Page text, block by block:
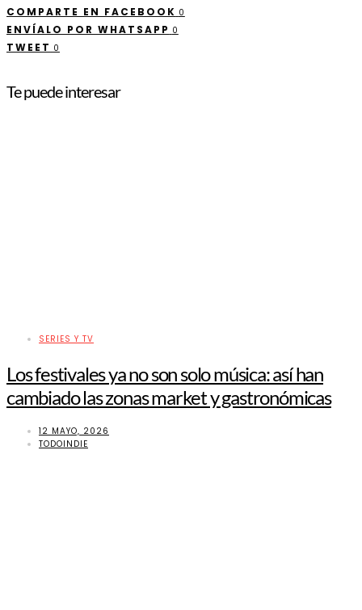
COMPARTE EN FACEBOOK 0
ENVÍALO POR WHATSAPP 0
TWEET 0
Te puede interesar
SERIES Y TV
Los festivales ya no son solo música: así han
cambiado las zonas market y gastronómicas
12 MAYO, 2026
TODOINDIE